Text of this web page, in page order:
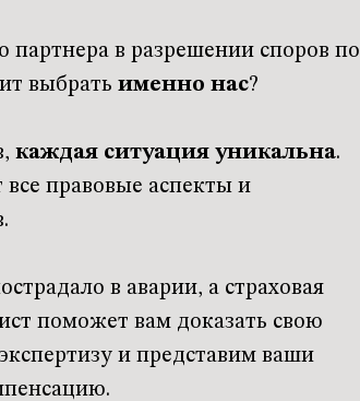
в разрешении споров по
выбрать именно нас?
каждая ситуация уникальна.
все правовые аспекты и
в аварии, а страховая
поможет вам доказать свою
и представим ваши